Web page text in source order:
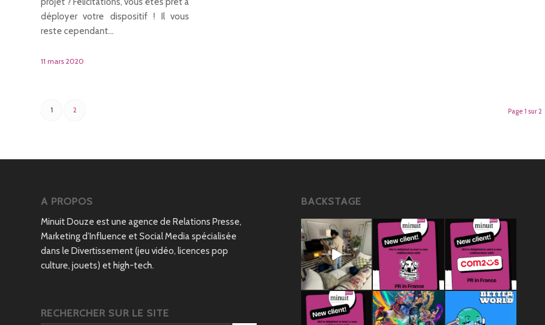
déployer votre dispositif ! Il vous
reste cependant…
11 mars 2020
Page 1 sur 2
1 2
A PROPOS
Minuit Douze est une agence de Relations Presse,
Marketing d’Influence et Social Media spécialisée
dans le Divertissement (jeu vidéo, licences pop
culture, jouets) et high-tech.
RECHERCHER SUR LE SITE
BACKSTAGE